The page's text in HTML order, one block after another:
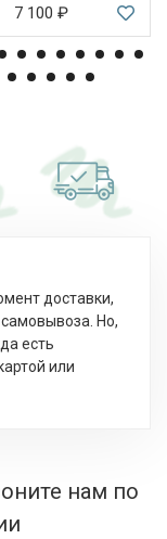
7 100 ₽
доставки,
Но,
есть
или
нам по